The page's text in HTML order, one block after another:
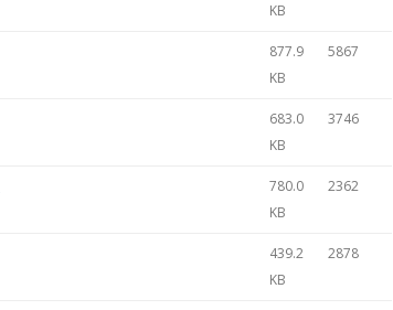
KB
877.9
KB
5867
683.0
KB
3746
780.0
KB
2362
439.2
KB
2878